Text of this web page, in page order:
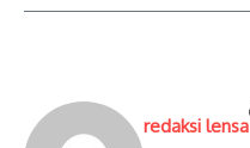
redaksi lensa